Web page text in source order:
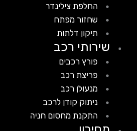
החלפת צילינדר
שחזור מפתח
תיקון דלתות
שירותי רכב
פורץ רכבים
פריצת רכב
מנעולן רכב
ניתוק קודן לרכב
התקנת מחסום חניה